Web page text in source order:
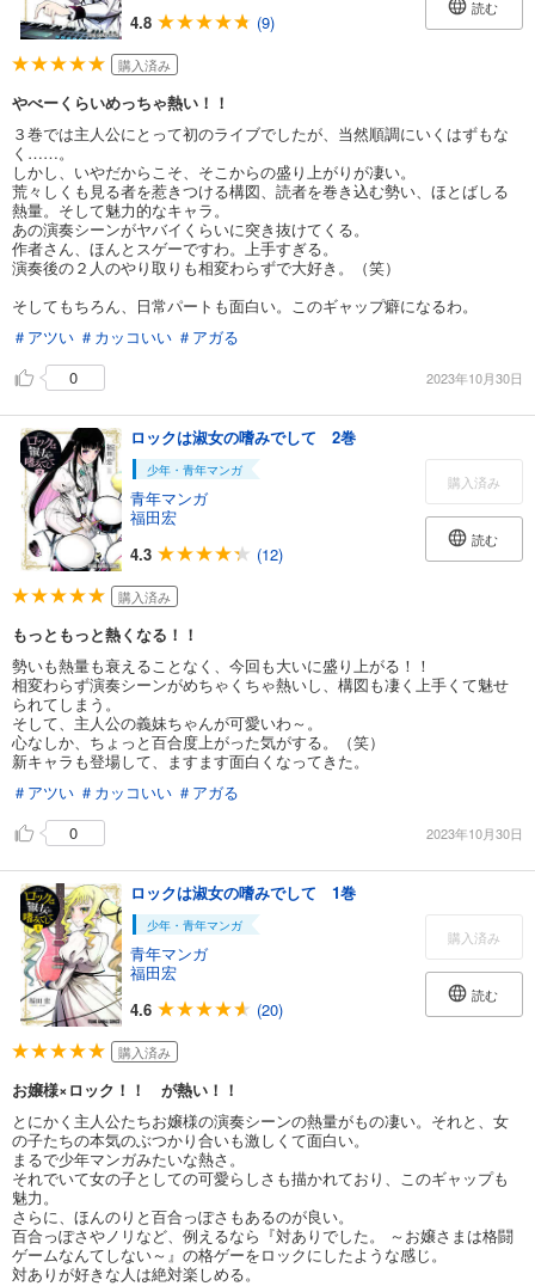
4.8 (9)
読む
購入済み
やべーくらいめっちゃ熱い！！
３巻では主人公にとって初のライブでしたが、当然順調にいくはずもな
く……。
しかし、いやだからこそ、そこからの盛り上がりが凄い。
荒々しくも見る者を惹きつける構図、読者を巻き込む勢い、ほとばしる
熱量。そして魅力的なキャラ。
あの演奏シーンがヤバイくらいに突き抜けてくる。
作者さん、ほんとスゲーですわ。上手すぎる。
演奏後の２人のやり取りも相変わらずで大好き。（笑）
そしてもちろん、日常パートも面白い。このギャップ癖になるわ。
＃アツい ＃カッコいい ＃アガる
0
2023年10月30日
ロックは淑女の嗜みでして 2巻
少年・青年マンガ
青年マンガ
福田宏
4.3
(12)
購入済み
読む
購入済み
もっともっと熱くなる！！
勢いも熱量も衰えることなく、今回も大いに盛り上がる！！
相変わらず演奏シーンがめちゃくちゃ熱いし、構図も凄く上手くて魅せ
られてしまう。
そして、主人公の義妹ちゃんが可愛いわ～。
心なしか、ちょっと百合度上がった気がする。（笑）
新キャラも登場して、ますます面白くなってきた。
＃アツい ＃カッコいい ＃アガる
0
2023年10月30日
ロックは淑女の嗜みでして 1巻
少年・青年マンガ
青年マンガ
福田宏
4.6
(20)
購入済み
読む
購入済み
お嬢様×ロック！！ が熱い！！
とにかく主人公たちお嬢様の演奏シーンの熱量がもの凄い。それと、女
の子たちの本気のぶつかり合いも激しくて面白い。
まるで少年マンガみたいな熱さ。
それでいて女の子としての可愛らしさも描かれており、このギャップも
魅力。
さらに、ほんのりと百合っぽさもあるのが良い。
百合っぽさやノリなど、例えるなら『対ありでした。 ～お嬢さまは格闘
ゲームなんてしない～』の格ゲーをロックにしたような感じ。
対ありが好きな人は絶対楽しめる。